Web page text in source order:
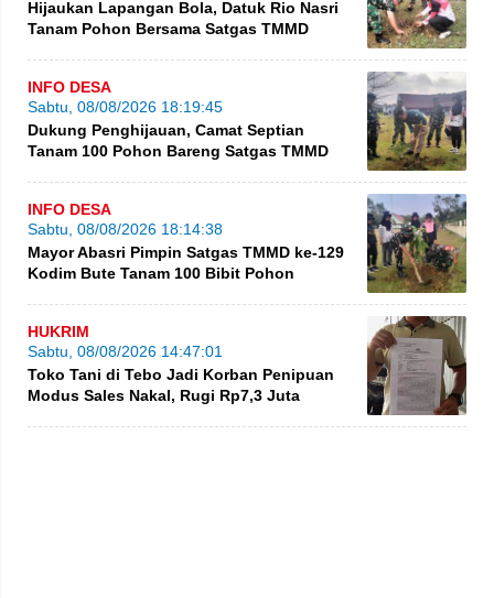
Hijaukan Lapangan Bola, Datuk Rio Nasri
Tanam Pohon Bersama Satgas TMMD
INFO DESA
Sabtu, 08/08/2026 18:19:45
Dukung Penghijauan, Camat Septian
Tanam 100 Pohon Bareng Satgas TMMD
INFO DESA
Sabtu, 08/08/2026 18:14:38
Mayor Abasri Pimpin Satgas TMMD ke-129
Kodim Bute Tanam 100 Bibit Pohon
HUKRIM
Sabtu, 08/08/2026 14:47:01
Toko Tani di Tebo Jadi Korban Penipuan
Modus Sales Nakal, Rugi Rp7,3 Juta